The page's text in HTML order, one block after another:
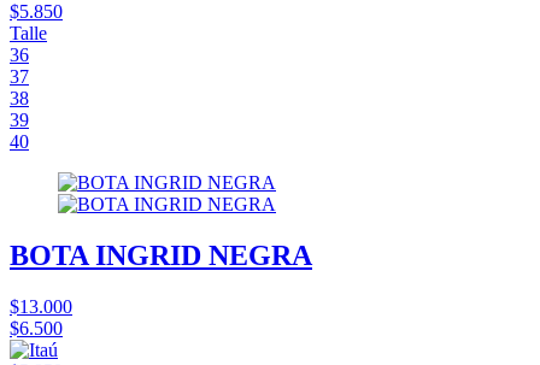
$5.850
Talle
36
37
38
39
40
BOTA INGRID NEGRA
$13.000
$6.500